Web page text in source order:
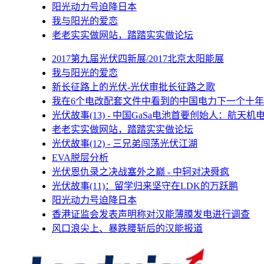
阳光动力号迫降日本
我与阳光的爱恋
老老实实做网站，踏踏实实做论坛
2017第九届光伏四新展/2017北京太阳能展
我与阳光的爱恋
新长征路上的光伏-光伏审批长征路之歌
我在6个电改配套文件中看到的中国电力下一个十年
光伏故事(13) - 中国GaSa电池首要创始人：航天机
老老实实做网站，踏踏实实做论坛
光伏故事(12) - 三兄弟闯荡光伏江湖
EVA脱层分析
光伏恩仇录之决战塞外之巅 - 中轲对决舜疯
光伏故事(11)：留学归来坚守在LDK的万跃鹏
阳光动力号迫降日本
香港证监会发表声明称对汉能薄膜发电进行调查
风口浪尖上、暴跌腰斩后的汉能报道